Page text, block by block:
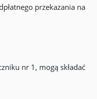
przekazania na
nr 1, mogą składać